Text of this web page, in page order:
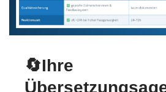
🔄Ihre